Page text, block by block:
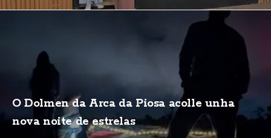
O Dolmen da Arca da Piosa acolle unha
nova noite de estrelas